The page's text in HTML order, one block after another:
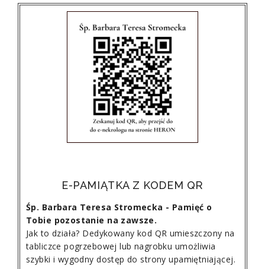
E-PAMIĄTKA Z KODEM QR
Śp. Barbara Teresa Stromecka - Pamięć o
Tobie pozostanie na zawsze.
Jak to działa? Dedykowany kod QR umieszczony na
tabliczce pogrzebowej lub nagrobku umożliwia
szybki i wygodny dostęp do strony upamiętniającej.